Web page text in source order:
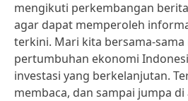
mengikuti perkembangan
agar dapat memperoleh
terkini. Mari kita bersama-
pertumbuhan ekonomi
investasi yang berkelanjutan.
membaca, dan sampai jumpa